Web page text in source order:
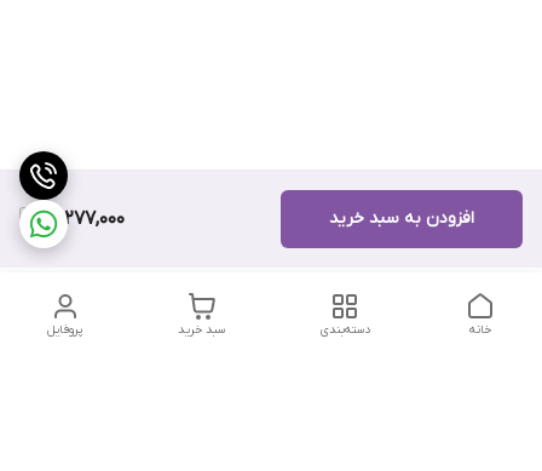
15,277,000 افزودن به سبد خرید
پروفایل سبد خرید دسته‌بندی خانه